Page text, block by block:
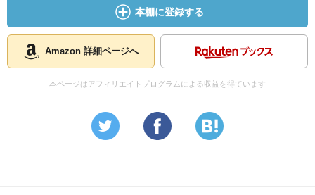
本棚に登録する
Amazon 詳細ページへ
本ページはアフィリエイトプログラムによる収益を得ています